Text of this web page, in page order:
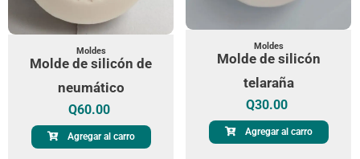
Moldes
Molde de silicón de
neumático
Q60.00
Agregar al carro
Moldes
Molde de silicón
telaraña
Q30.00
Agregar al carro